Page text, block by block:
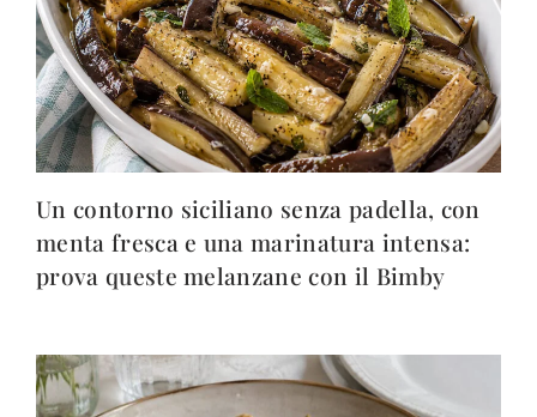
Un contorno siciliano senza padella, con
menta fresca e una marinatura intensa:
prova queste melanzane con il Bimby